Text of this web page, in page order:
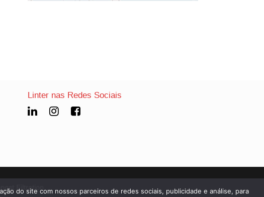
Linter nas Redes Sociais
Filtration
do site com nossos parceiros de redes sociais, publicidade e análise, para